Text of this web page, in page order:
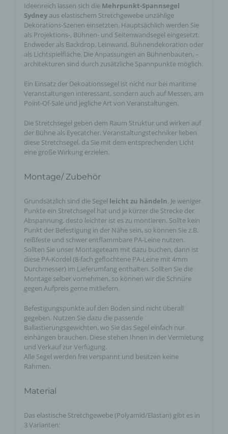
Ideenreich lassen sich die Mehrpunkt-Spannsegel
Sydney aus elastischem Stretchgewebe unzählige
Dekorations-Szenen einsetzten. Hauptsächlich werden Sie
als Projektions-, Bühnen- und Seitenwandsegel eingesetzt.
Endweder als Backdrop, Leinwand, Bühnendekoration oder
als Lichtspielfläche. Die Anpassungen an Bühnenbauten, –
architekturen sind durch zusätzliche Spannpunkte möglich.
Ein Einsatz der Dekoationssegel ist nicht nur bei maritime
Veranstaltungen interessant, sondern auch auf Messen, am
Point-Of-Sale und jegliche Art von Veranstaltungen.
Die Stretchsegel geben dem Raum Struktur und wirken auf
der Bühne als Eyecatcher. Veranstaltungstechniker lieben
diese Stretchsegel, da Sie mit dem entsprechenden Licht
eine große Wirkung erzielen.
Montage/ Zubehör
Grundsätzlich sind die Segel leicht zu händeln. Je weniger
Punkte ein Stretchsegel hat und je kürzer die Strecke der
Abspannung, desto leichter ist es zu montieren. Sollte kein
Punkt der Befestigung in der Nähe sein, so können Sie z.B.
reißfeste und schwer entflammbare PA-Leine nutzen.
Sollten Sie unser Montageteam mit dazu buchen, dann ist
diese PA-Kordel (8-fach geflochtene PA-Leine mit 4mm
Durchmesser) im Lieferumfang enthalten. Sollten Sie die
Montage selber vornehmen, so können wir die Schnüre
gegen Aufpreis gerne mitliefern.
Befestigungspunkte auf den Boden sind nicht überall
gegeben. Nutzen Sie dazu die passende
Ballastierungsgewichten, wo Sie das Segel einfach nur
einhängen brauchen. Diese stehen Ihnen in der Vermietung
und Verkauf zur Verfügung.
Alle Segel werden frei verspannt und besitzen keine
Rahmen.
Material
Das elastische Stretchgewebe (Polyamid/Elastan) gibt es in
3 Varianten: